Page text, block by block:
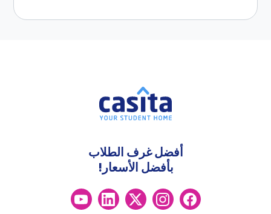
أفضل غرف الطلاب
بأفضل الأسعار!